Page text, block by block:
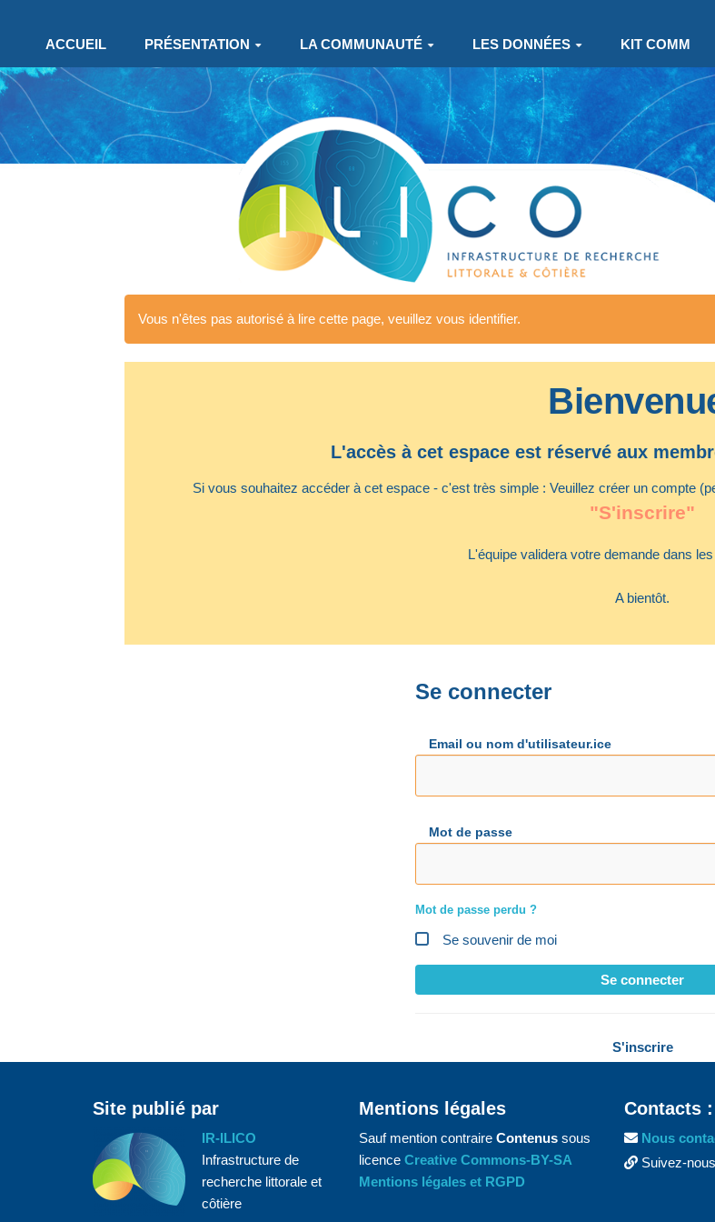
ACCUEIL
PRÉSENTATION LA COMMUNAUTÉ LES DONNÉES KIT COMM
Vous n'êtes pas autorisé à lire cette page, veuillez vous identifier.
L'accès à cet espace est réservé aux
Si vous souhaitez accéder à cet espace - c'est très simple : Veuillez créer un compte
"S'inscrire"
L'équipe validera votre demande dans
A bientôt.
Se connecter
Email ou nom d'utilisateur.ice
Mot de passe
Mot de passe perdu ?
Se souvenir de moi
Se connecter
S'inscrire
Site publié par
IR-ILICO
Infrastructure de
recherche littorale et
côtière
Mentions légales
Sauf mention contraire Contenussous
licence Creative Commons-BY-SA
Mentions légales et RGPD
Contacts :
Nous
Suivez-nous